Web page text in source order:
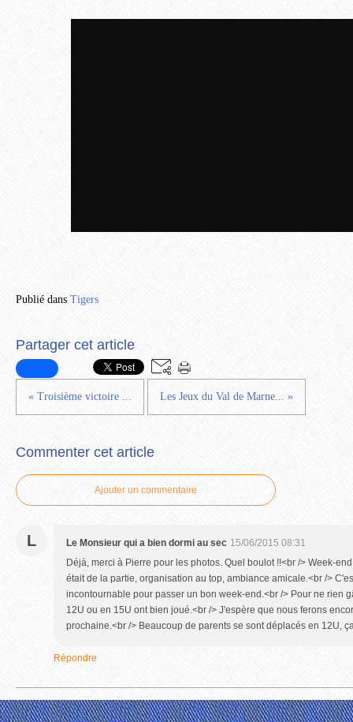
Publié dans Tigers
Partager cet article
« Troisième victoire ... Les Jeux du Val de Marne... »
Commenter cet article
Ajouter un commentaire
L Le Monsieur qui a bien dormi au sec 15/06/2015 08:31
Déjà, merci à Pierre pour les photos. Quel boulot !!<br /> Week-
était de la partie, organisation au top, ambiance amicale.<br />
incontournable pour passer un bon week-end.<br /> Pour ne rien
12U ou en 15U ont bien joué.<br /> J'espère que nous ferons
prochaine.<br /> Beaucoup de parents se sont déplacés en 12U,
Répondre